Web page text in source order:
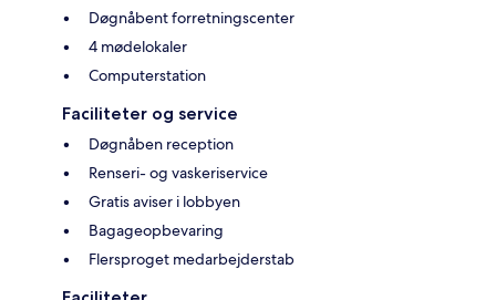
Døgnåbent forretningscenter
4 mødelokaler
Computerstation
Faciliteter og service
Døgnåben reception
Renseri- og vaskeriservice
Gratis aviser i lobbyen
Bagageopbevaring
Flersproget medarbejderstab